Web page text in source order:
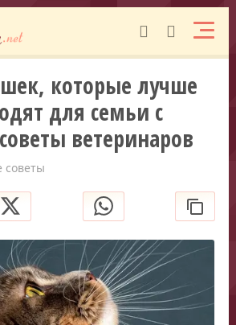
которые лучше
для семьи с
ветеринаров
советы